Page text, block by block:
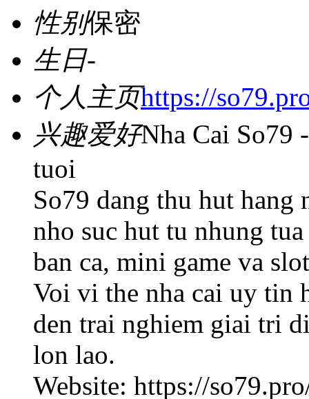
性别保密
生日-
个人主页https://
兴趣爱好Nha Cai So79
tuoi
So79 dang thu hut hang
nho suc hut tu nhung
ban ca, mini game va
Voi vi the nha cai uy tin
den trai nghiem giai tri
lon lao.
Website: https://